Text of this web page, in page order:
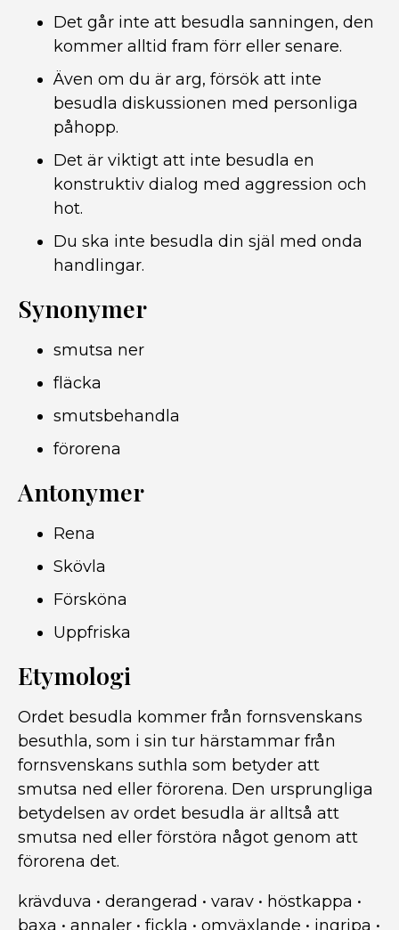
Det går inte att besudla sanningen, den
kommer alltid fram förr eller senare.
Även om du är arg, försök att inte
besudla diskussionen med personliga
påhopp.
Det är viktigt att inte besudla en
konstruktiv dialog med aggression och
hot.
Du ska inte besudla din själ med onda
handlingar.
Synonymer
smutsa ner
fläcka
smutsbehandla
förorena
Antonymer
Rena
Skövla
Försköna
Uppfriska
Etymologi
Ordet besudla kommer från fornsvenskans
besuthla, som i sin tur härstammar från
fornsvenskans suthla som betyder att
smutsa ned eller förorena. Den ursprungliga
betydelsen av ordet besudla är alltså att
smutsa ned eller förstöra något genom att
förorena det.
krävduva • derangerad • varav • höstkappa •
baxa • annaler • fickla • omväxlande • ingripa •